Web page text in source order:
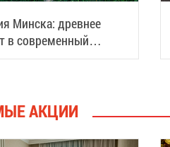
Минска: древнее
в современный
АКЦИИ